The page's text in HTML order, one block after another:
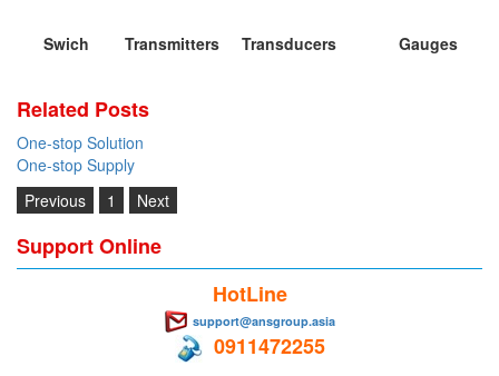
Electro-Sensors Vietnam
Elektrophysik Vietnam
elesa-ganter
ELETTA
Elettrotek Kabel
ELGO Electronic
ELMESS-Thermosystemtechnik
Swich Transmitters Transducers Gauges
Related Posts
One-stop Solution
One-stop Supply
Previous
1 Next
Support Online
HotLine
support@ansgroup.asia
0911472255